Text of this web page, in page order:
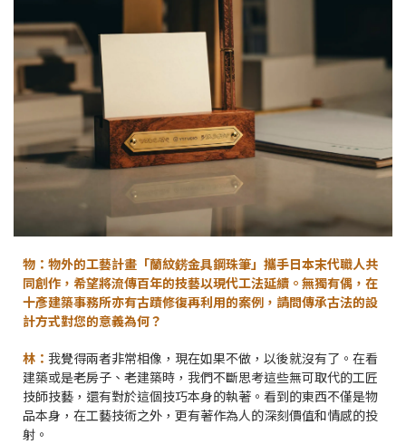
物：物外的工藝計畫「蘭紋錺金具鋼珠筆」攜手日本末代職人共
同創作，希望將流傳百年的技藝以現代工法延續。無獨有偶，在
十彥建築事務所亦有古蹟修復再利用的案例，請問傳承古法的設
計方式對您的意義為何？
林： 我覺得兩者非常相像，現在如果不做，以後就沒有了。在看
建築或是老房子、老建築時，我們不斷思考這些無可取代的工匠
技師技藝，還有對於這個技巧本身的執著。看到的東西不僅是物
品本身，在工藝技術之外，更有著作為人的深刻價值和情感的投
射。